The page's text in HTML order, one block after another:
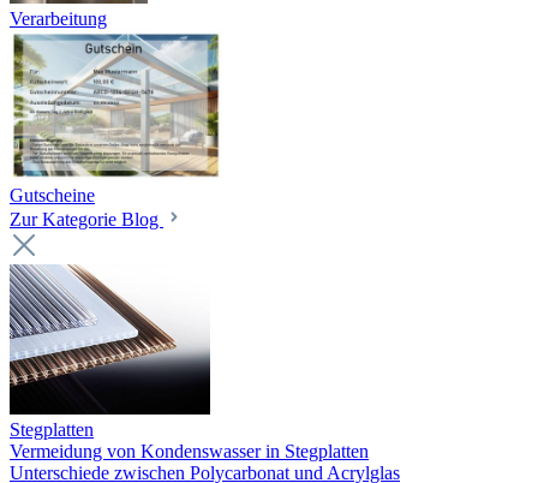
Verarbeitung
Gutscheine
Zur Kategorie Blog
Stegplatten
Vermeidung von Kondenswasser in Stegplatten
Unterschiede zwischen Polycarbonat und Acrylglas